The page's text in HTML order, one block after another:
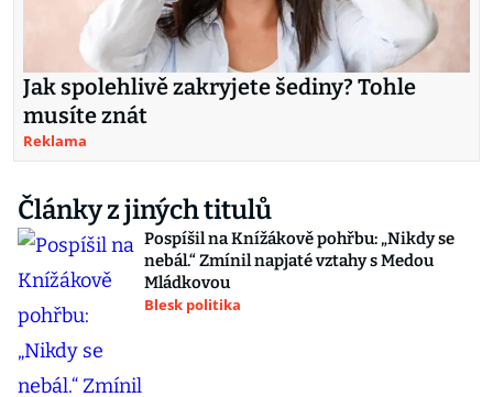
Jak spolehlivě zakryjete šediny? Tohle
musíte znát
Reklama
Články z jiných titulů
Pospíšil na Knížákově pohřbu: „Nikdy se
nebál.“ Zmínil napjaté vztahy s Medou
Mládkovou
Blesk politika